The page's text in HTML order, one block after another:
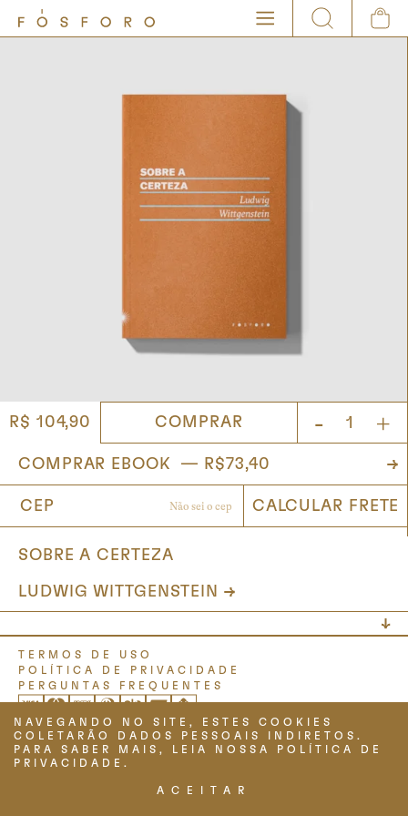
R$ 104,90 - +
COMPRAR
SOBRE A CERTEZA
LUDWIG WITTGENSTEIN
NAVEGANDO NO SITE, ESTES COOKIES
COLETARÃO DADOS PESSOAIS INDIRETOS.
PARA SABER MAIS, LEIA NOSSA POLÍTICA DE
PRIVACIDADE.
ACEITAR
TERMOS DE USO
POLÍTICA DE PRIVACIDADE
PERGUNTAS FREQUENTES